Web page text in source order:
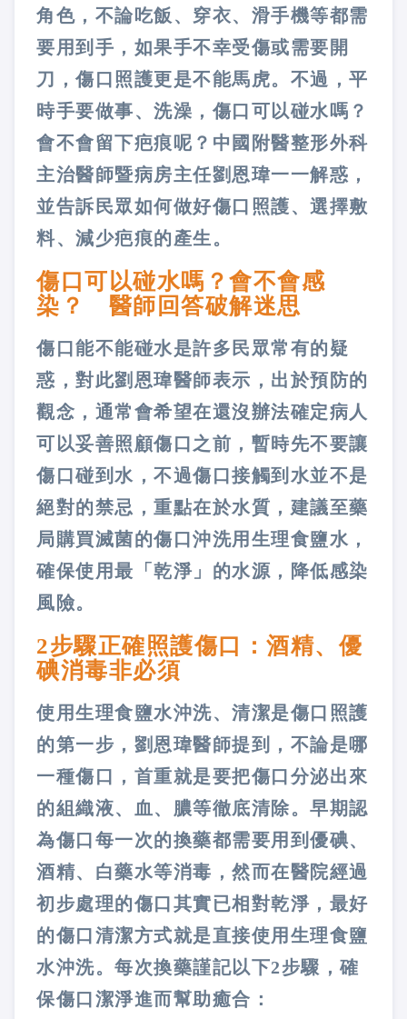
角色，不論吃飯、穿衣、滑手機等都需
要用到手，如果手不幸受傷或需要開
刀，傷口照護更是不能馬虎。不過，平
時手要做事、洗澡，傷口可以碰水嗎？
會不會留下疤痕呢？中國附醫整形外科
主治醫師暨病房主任劉恩瑋一一解惑，
並告訴民眾如何做好傷口照護、選擇敷
料、減少疤痕的產生。
傷口可以碰水嗎？會不會感
染？ 醫師回答破解迷思
傷口能不能碰水是許多民眾常有的疑
惑，對此劉恩瑋醫師表示，出於預防的
觀念，通常會希望在還沒辦法確定病人
可以妥善照顧傷口之前，暫時先不要讓
傷口碰到水，不過傷口接觸到水並不是
絕對的禁忌，重點在於水質，建議至藥
局購買滅菌的傷口沖洗用生理食鹽水，
確保使用最「乾淨」的水源，降低感染
風險。
2步驟正確照護傷口：酒精、優
碘消毒非必須
使用生理食鹽水沖洗、清潔是傷口照護
的第一步，劉恩瑋醫師提到，不論是哪
一種傷口，首重就是要把傷口分泌出來
的組織液、血、膿等徹底清除。早期認
為傷口每一次的換藥都需要用到優碘、
酒精、白藥水等消毒，然而在醫院經過
初步處理的傷口其實已相對乾淨，最好
的傷口清潔方式就是直接使用生理食鹽
水沖洗。每次換藥謹記以下2步驟，確
保傷口潔淨進而幫助癒合：